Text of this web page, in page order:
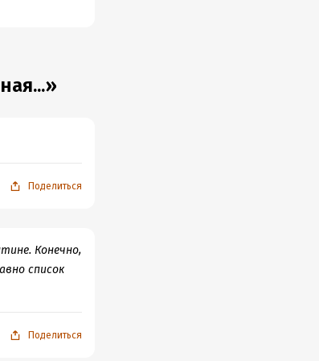
Никогда
дешевле
Поделиться
Конечно,
список
Поделиться